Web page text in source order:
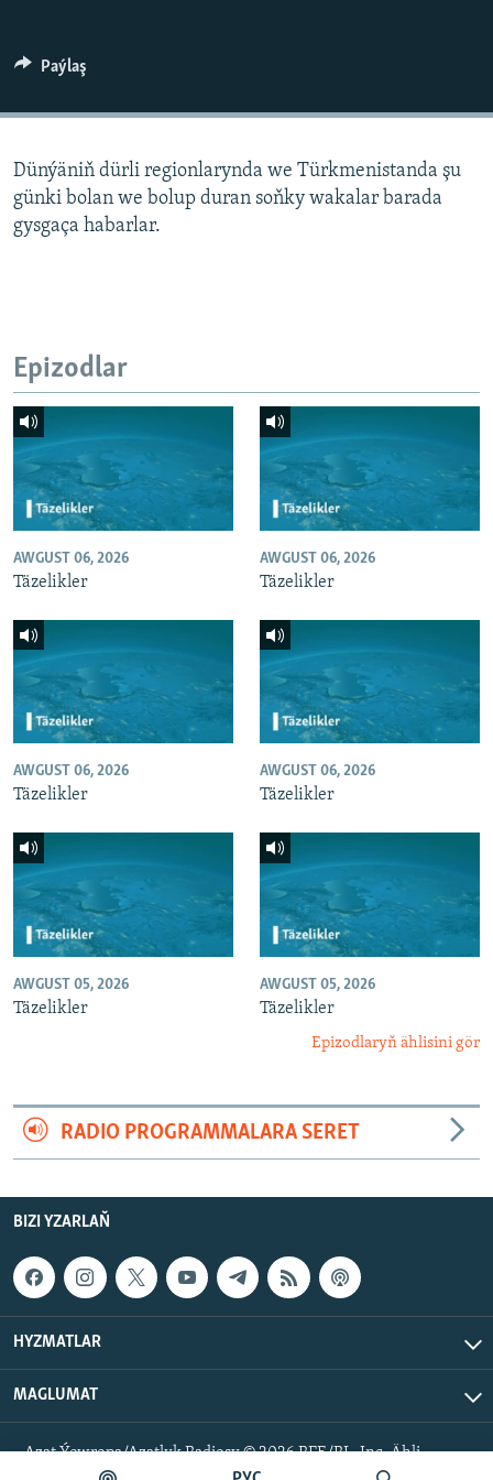
Paýlaş
Dünýäniň dürli regionlarynda we Türkmenistanda şu
günki bolan we bolup duran soňky wakalar barada
gysgaça habarlar.
Epizodlar
AWGUST 06, 2026
Täzelikler
AWGUST 06, 2026
Täzelikler
AWGUST 06, 2026
Täzelikler
AWGUST 06, 2026
Täzelikler
AWGUST 05, 2026
Täzelikler
AWGUST 05, 2026
Täzelikler
Epizodlaryň ählisini gör
RADIO PROGRAMMALARA SERET
BIZI YZARLAŇ
HYZMATLAR
MAGLUMAT
Azat Ýewropa/Azatlyk Radiosy © 2026 RFE/RL, Inc. Ähli
hukuklar goralan.